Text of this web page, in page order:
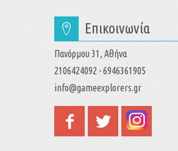
Επικοινωνία
Πανόρμου 31, Αθήνα
2106424092 - 6946361905
info@gameexplorers.gr